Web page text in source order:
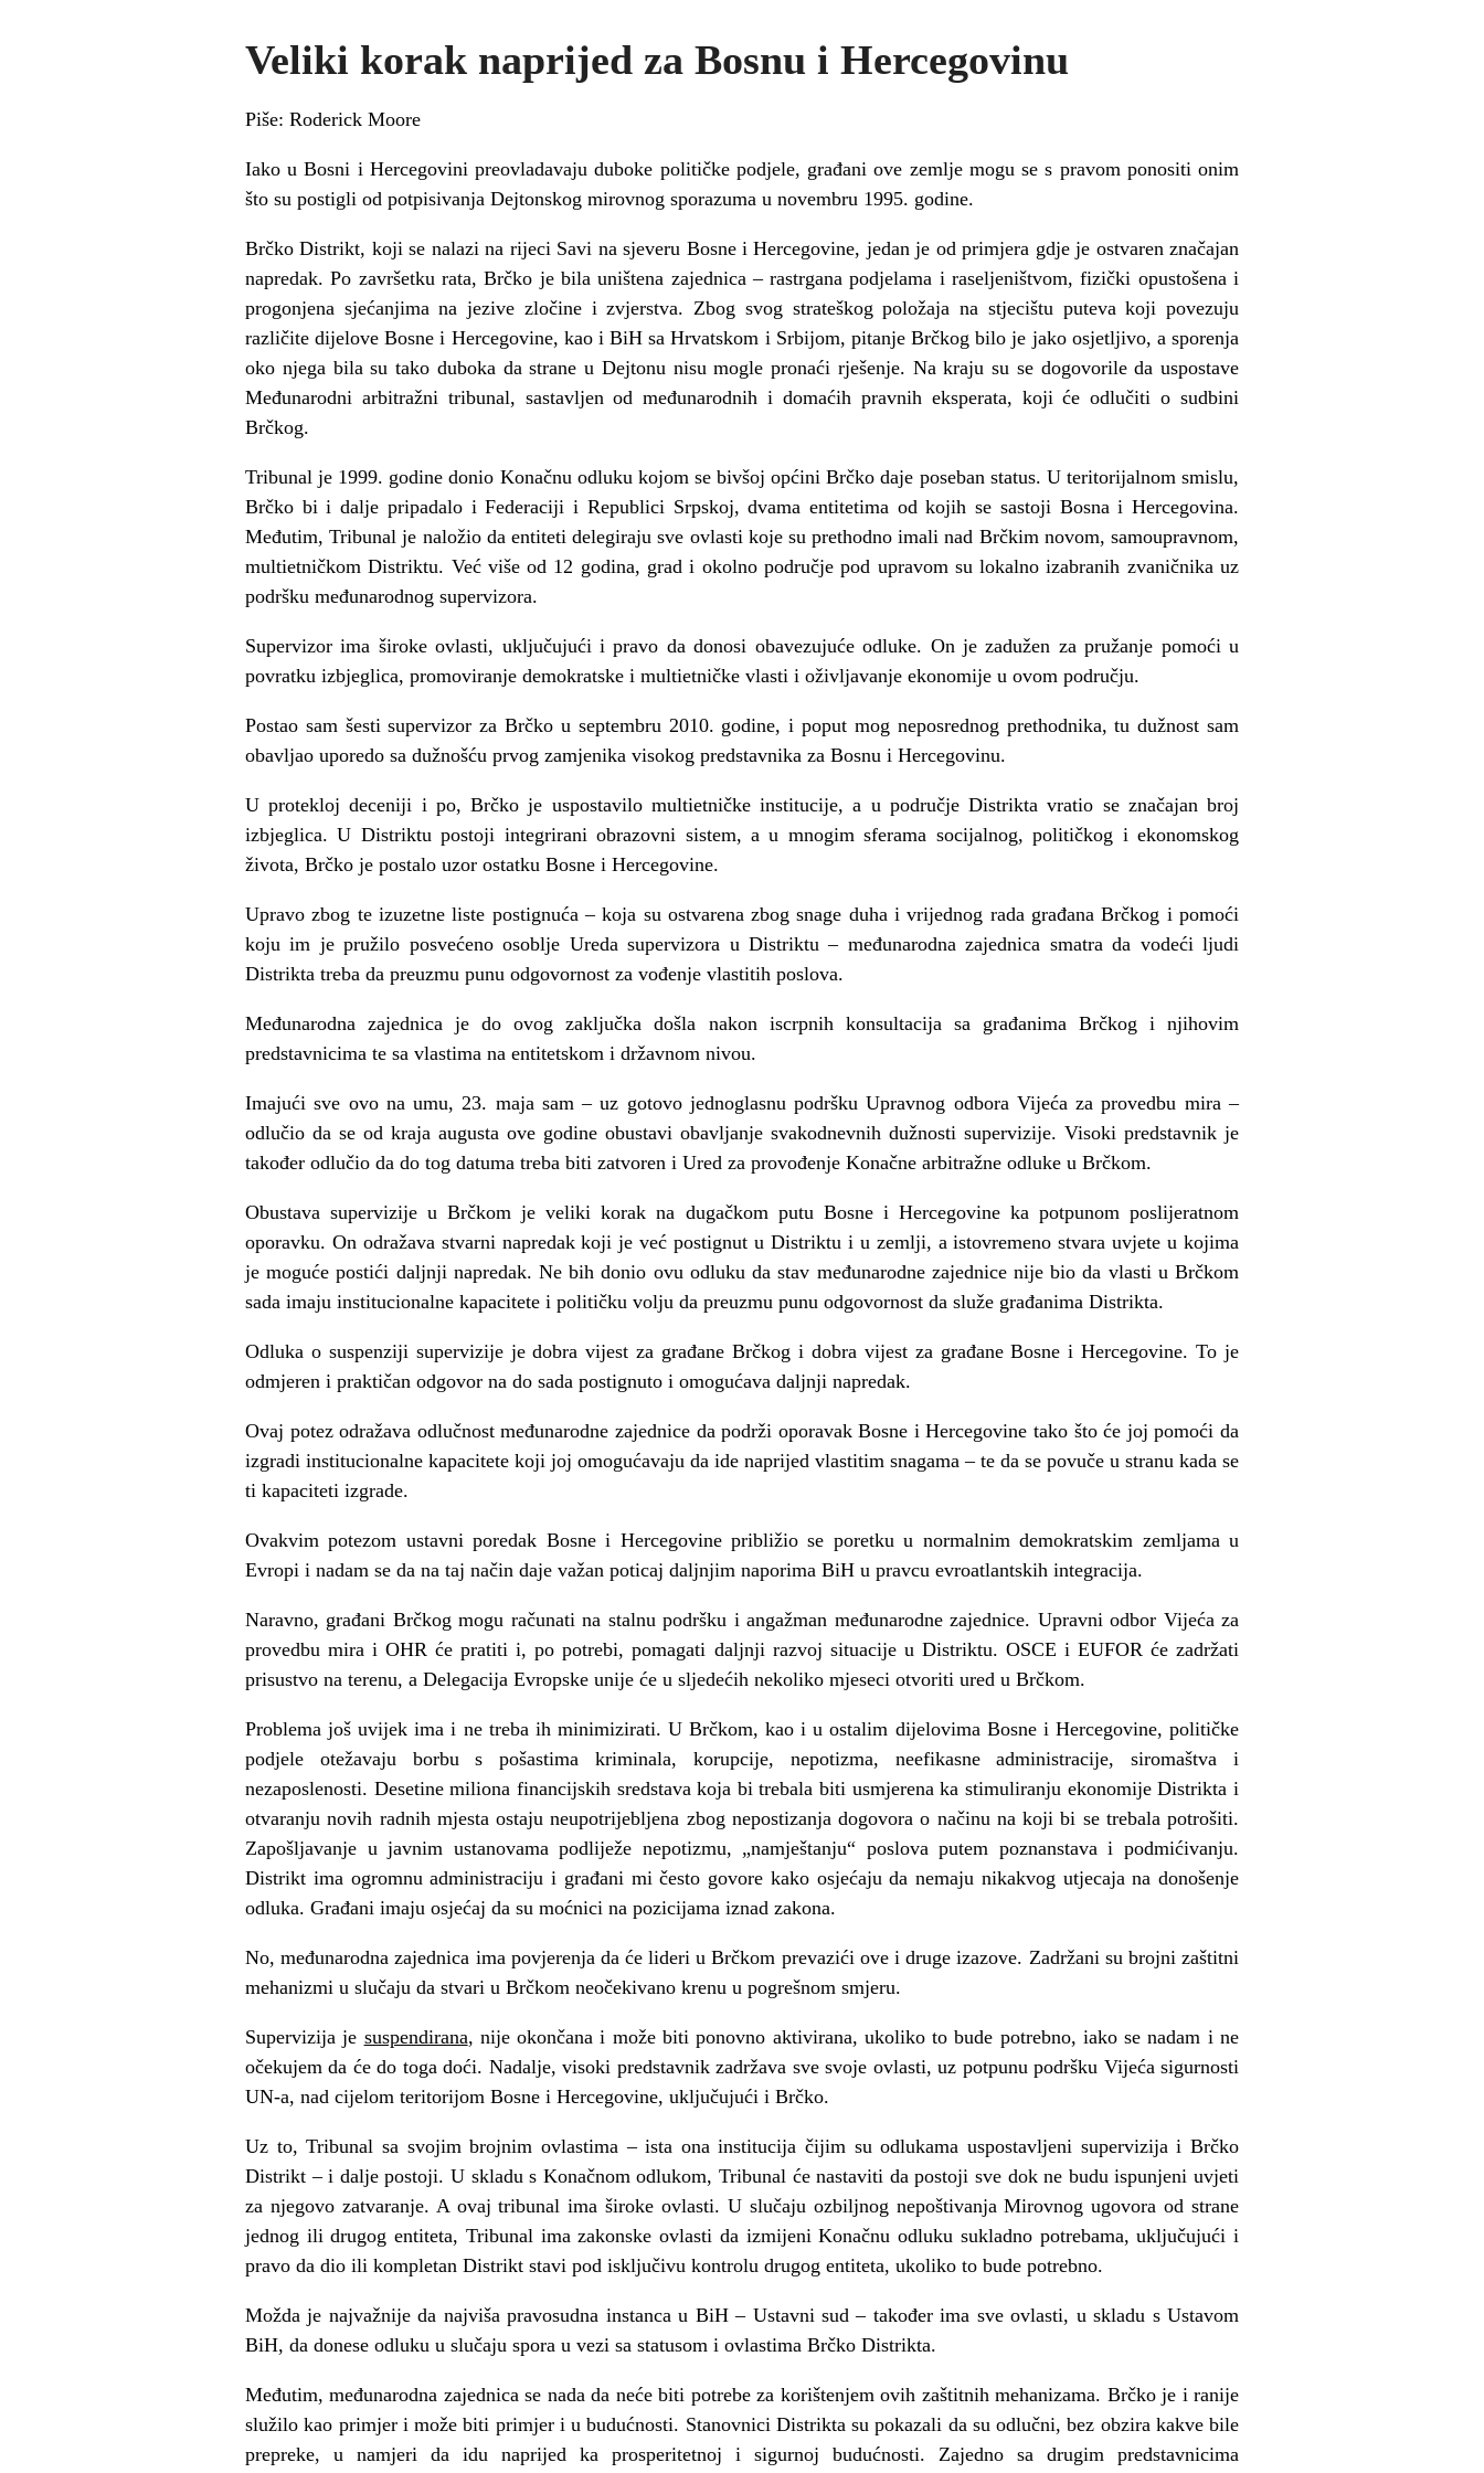
Veliki korak naprijed za Bosnu i Hercegovinu
Piše: Roderick Moore
Iako u Bosni i Hercegovini preovladavaju duboke političke podjele, građani ove zemlje mogu se s pravom ponositi onim
što su postigli od potpisivanja Dejtonskog mirovnog sporazuma u novembru 1995. godine.
Brčko Distrikt, koji se nalazi na rijeci Savi na sjeveru Bosne i Hercegovine, jedan je od primjera gdje je ostvaren značajan
napredak. Po završetku rata, Brčko je bila uništena zajednica – rastrgana podjelama i raseljeništvom, fizički opustošena i
progonjena sjećanjima na jezive zločine i zvjerstva. Zbog svog strateškog položaja na stjecištu puteva koji povezuju
različite dijelove Bosne i Hercegovine, kao i BiH sa Hrvatskom i Srbijom, pitanje Brčkog bilo je jako osjetljivo, a sporenja
oko njega bila su tako duboka da strane u Dejtonu nisu mogle pronaći rješenje. Na kraju su se dogovorile da uspostave
Međunarodni arbitražni tribunal, sastavljen od međunarodnih i domaćih pravnih eksperata, koji će odlučiti o sudbini
Brčkog.
Tribunal je 1999. godine donio Konačnu odluku kojom se bivšoj općini Brčko daje poseban status. U teritorijalnom smislu,
Brčko bi i dalje pripadalo i Federaciji i Republici Srpskoj, dvama entitetima od kojih se sastoji Bosna i Hercegovina.
Međutim, Tribunal je naložio da entiteti delegiraju sve ovlasti koje su prethodno imali nad Brčkim novom, samoupravnom,
multietničkom Distriktu. Već više od 12 godina, grad i okolno područje pod upravom su lokalno izabranih zvaničnika uz
podršku međunarodnog supervizora.
Supervizor ima široke ovlasti, uključujući i pravo da donosi obavezujuće odluke. On je zadužen za pružanje pomoći u
povratku izbjeglica, promoviranje demokratske i multietničke vlasti i oživljavanje ekonomije u ovom području.
Postao sam šesti supervizor za Brčko u septembru 2010. godine, i poput mog neposrednog prethodnika, tu dužnost sam
obavljao uporedo sa dužnošću prvog zamjenika visokog predstavnika za Bosnu i Hercegovinu.
U protekloj deceniji i po, Brčko je uspostavilo multietničke institucije, a u područje Distrikta vratio se značajan broj
izbjeglica. U Distriktu postoji integrirani obrazovni sistem, a u mnogim sferama socijalnog, političkog i ekonomskog
života, Brčko je postalo uzor ostatku Bosne i Hercegovine.
Upravo zbog te izuzetne liste postignuća – koja su ostvarena zbog snage duha i vrijednog rada građana Brčkog i pomoći
koju im je pružilo posvećeno osoblje Ureda supervizora u Distriktu – međunarodna zajednica smatra da vodeći ljudi
Distrikta treba da preuzmu punu odgovornost za vođenje vlastitih poslova.
Međunarodna zajednica je do ovog zaključka došla nakon iscrpnih konsultacija sa građanima Brčkog i njihovim
predstavnicima te sa vlastima na entitetskom i državnom nivou.
Imajući sve ovo na umu, 23. maja sam – uz gotovo jednoglasnu podršku Upravnog odbora Vijeća za provedbu mira –
odlučio da se od kraja augusta ove godine obustavi obavljanje svakodnevnih dužnosti supervizije. Visoki predstavnik je
također odlučio da do tog datuma treba biti zatvoren i Ured za provođenje Konačne arbitražne odluke u Brčkom.
Obustava supervizije u Brčkom je veliki korak na dugačkom putu Bosne i Hercegovine ka potpunom poslijeratnom
oporavku. On odražava stvarni napredak koji je već postignut u Distriktu i u zemlji, a istovremeno stvara uvjete u kojima
je moguće postići daljnji napredak. Ne bih donio ovu odluku da stav međunarodne zajednice nije bio da vlasti u Brčkom
sada imaju institucionalne kapacitete i političku volju da preuzmu punu odgovornost da služe građanima Distrikta.
Odluka o suspenziji supervizije je dobra vijest za građane Brčkog i dobra vijest za građane Bosne i Hercegovine. To je
odmjeren i praktičan odgovor na do sada postignuto i omogućava daljnji napredak.
Ovaj potez odražava odlučnost međunarodne zajednice da podrži oporavak Bosne i Hercegovine tako što će joj pomoći da
izgradi institucionalne kapacitete koji joj omogućavaju da ide naprijed vlastitim snagama – te da se povuče u stranu kada se
ti kapaciteti izgrade.
Ovakvim potezom ustavni poredak Bosne i Hercegovine približio se poretku u normalnim demokratskim zemljama u
Evropi i nadam se da na taj način daje važan poticaj daljnjim naporima BiH u pravcu evroatlantskih integracija.
Naravno, građani Brčkog mogu računati na stalnu podršku i angažman međunarodne zajednice. Upravni odbor Vijeća za
provedbu mira i OHR će pratiti i, po potrebi, pomagati daljnji razvoj situacije u Distriktu. OSCE i EUFOR će zadržati
prisustvo na terenu, a Delegacija Evropske unije će u sljedećih nekoliko mjeseci otvoriti ured u Brčkom.
Problema još uvijek ima i ne treba ih minimizirati. U Brčkom, kao i u ostalim dijelovima Bosne i Hercegovine, političke
podjele otežavaju borbu s pošastima kriminala, korupcije, nepotizma, neefikasne administracije, siromaštva i
nezaposlenosti. Desetine miliona financijskih sredstava koja bi trebala biti usmjerena ka stimuliranju ekonomije Distrikta i
otvaranju novih radnih mjesta ostaju neupotrijebljena zbog nepostizanja dogovora o načinu na koji bi se trebala potrošiti.
Zapošljavanje u javnim ustanovama podliježe nepotizmu, „namještanju“ poslova putem poznanstava i podmićivanju.
Distrikt ima ogromnu administraciju i građani mi često govore kako osjećaju da nemaju nikakvog utjecaja na donošenje
odluka. Građani imaju osjećaj da su moćnici na pozicijama iznad zakona.
No, međunarodna zajednica ima povjerenja da će lideri u Brčkom prevazići ove i druge izazove. Zadržani su brojni zaštitni
mehanizmi u slučaju da stvari u Brčkom neočekivano krenu u pogrešnom smjeru.
Supervizija je suspendirana, nije okončana i može biti ponovno aktivirana, ukoliko to bude potrebno, iako se nadam i ne
očekujem da će do toga doći. Nadalje, visoki predstavnik zadržava sve svoje ovlasti, uz potpunu podršku Vijeća sigurnosti
UN-a, nad cijelom teritorijom Bosne i Hercegovine, uključujući i Brčko.
Uz to, Tribunal sa svojim brojnim ovlastima – ista ona institucija čijim su odlukama uspostavljeni supervizija i Brčko
Distrikt – i dalje postoji. U skladu s Konačnom odlukom, Tribunal će nastaviti da postoji sve dok ne budu ispunjeni uvjeti
za njegovo zatvaranje. A ovaj tribunal ima široke ovlasti. U slučaju ozbiljnog nepoštivanja Mirovnog ugovora od strane
jednog ili drugog entiteta, Tribunal ima zakonske ovlasti da izmijeni Konačnu odluku sukladno potrebama, uključujući i
pravo da dio ili kompletan Distrikt stavi pod isključivu kontrolu drugog entiteta, ukoliko to bude potrebno.
Možda je najvažnije da najviša pravosudna instanca u BiH – Ustavni sud – također ima sve ovlasti, u skladu s Ustavom
BiH, da donese odluku u slučaju spora u vezi sa statusom i ovlastima Brčko Distrikta.
Međutim, međunarodna zajednica se nada da neće biti potrebe za korištenjem ovih zaštitnih mehanizama. Brčko je i ranije
služilo kao primjer i može biti primjer i u budućnosti. Stanovnici Distrikta su pokazali da su odlučni, bez obzira kakve bile
prepreke, u namjeri da idu naprijed ka prosperitetnoj i sigurnoj budućnosti. Zajedno sa drugim predstavnicima